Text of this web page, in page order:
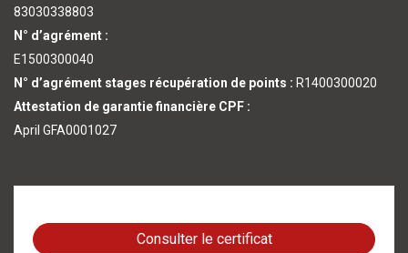
83030338803
N° d’agrément :
E1500300040
N° d’agrément stages récupération de points : R1400300020
Attestation de garantie financière CPF :
April GFA0001027
Consulter le certificat